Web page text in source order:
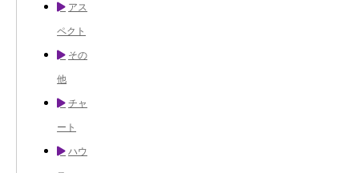
アス
ペクト
その
他
チャ
ート
ハウ